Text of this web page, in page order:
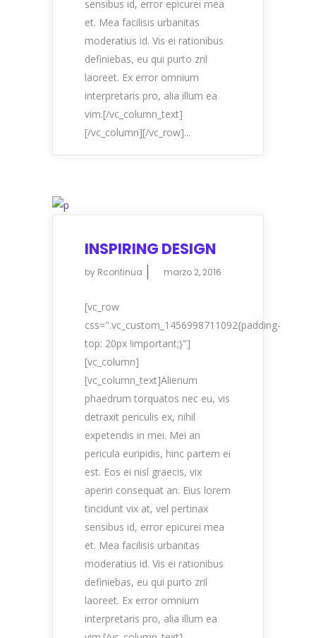
sensibus id, error epicurei mea
et. Mea facilisis urbanitas
moderatius id. Vis ei rationibus
definiebas, eu qui purto zril
laoreet. Ex error omnium
interpretaris pro, alia illum ea
vim.[/vc_column_text]
[/vc_column][/vc_row]...
INSPIRING DESIGN
by Rcontinua marzo 2, 2016
[vc_row
css=".vc_custom_1456998711092{padding-
top: 20px !important;}"]
[vc_column]
[vc_column_text]Alienum
phaedrum torquatos nec eu, vis
detraxit periculis ex, nihil
expetendis in mei. Mei an
pericula euripidis, hinc partem ei
est. Eos ei nisl graecis, vix
aperiri consequat an. Eius lorem
tincidunt vix at, vel pertinax
sensibus id, error epicurei mea
et. Mea facilisis urbanitas
moderatius id. Vis ei rationibus
definiebas, eu qui purto zril
laoreet. Ex error omnium
interpretaris pro, alia illum ea